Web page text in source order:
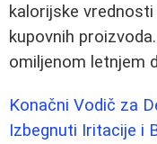
kalorijske
kupovnih
omiljenom letnjem
Konačni Vodič za
Izbegnuti Iritacije i